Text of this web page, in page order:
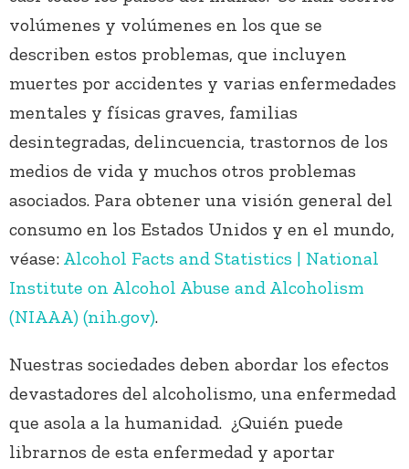
volúmenes y volúmenes en los que se
describen estos problemas, que incluyen
muertes por accidentes y varias enfermedades
mentales y físicas graves, familias
desintegradas, delincuencia, trastornos de los
medios de vida y muchos otros problemas
asociados. Para obtener una visión general del
consumo en los Estados Unidos y en el mundo,
véase: Alcohol Facts and Statistics | National
Institute on Alcohol Abuse and Alcoholism
(NIAAA) (nih.gov).
Nuestras sociedades deben abordar los efectos
devastadores del alcoholismo, una enfermedad
que asola a la humanidad. ¿Quién puede
librarnos de esta enfermedad y aportar